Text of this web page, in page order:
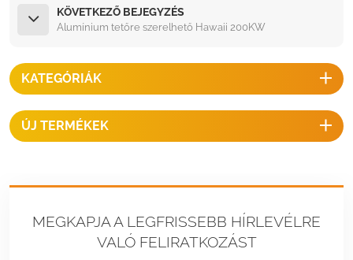
KÖVETKEZŐ BEJEGYZÉS
Alumínium tetőre szerelhető Hawaii 200KW
KATEGÓRIÁK
ÚJ TERMÉKEK
MEGKAPJA A LEGFRISSEBB HÍRLEVÉLRE
VALÓ FELIRATKOZÁST